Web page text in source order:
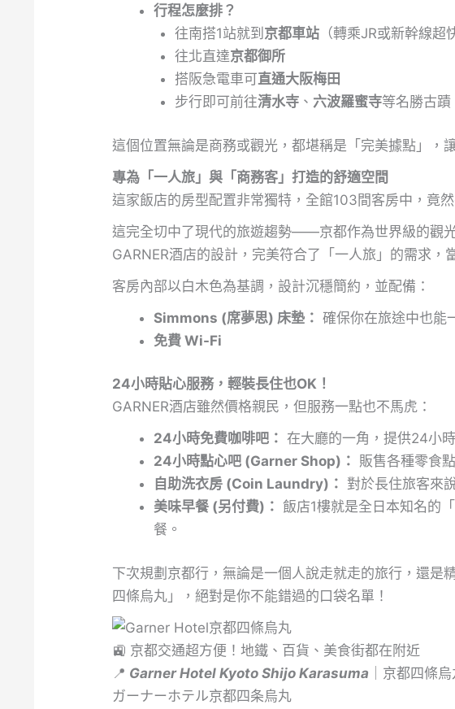
行程怎麼排？
往南搭1站就到 京都車站（轉乘JR或新幹線超快
往北直達京都御所
搭阪急電車可直通大阪梅田
步行即可前往清水寺、 六波羅蜜寺等名勝古蹟
這個位置無論是商務或觀光，都堪稱是「完美據點」，
專為「一人旅」與「商務客」打造的舒適空間
這家飯店的房型配置非常獨特，全館103間客房中，竟
這完全切中了現代的旅遊趨勢——京都作為世界級的觀
GARNER酒店的設計，完美符合了「一人旅」的需求，
客房內部以白木色為基調，設計沉穩簡約，並配備：
Simmons (席夢思) 床墊： 確保你在旅途中也能
免費 Wi-Fi
24小時貼心服務，輕裝長住也OK！
GARNER酒店雖然價格親民，但服務一點也不馬虎：
24小時免費咖啡吧： 在大廳的一角，提供24小
24小時點心吧 (Garner Shop)： 販售各種零食
自助洗衣房 (Coin Laundry)： 對於長住旅客來
美味早餐 (另付費)： 飯店1樓就是全日本知名的「
餐。
下次規劃京都行，無論是一個人說走就走的旅行，還是
四條烏丸」，絕對是你不能錯過的口袋名單！
🚉 京都交通超方便！地鐵、百貨、美食街都在附近
📍 Garner Hotel Kyoto Shijo Karasuma ｜京都四條
ガーナーホテル京都四条烏丸